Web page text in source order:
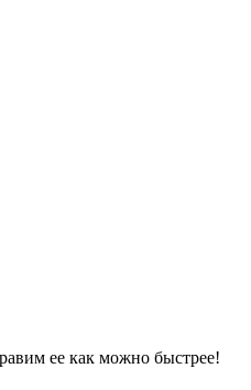
ее как можно быстрее!